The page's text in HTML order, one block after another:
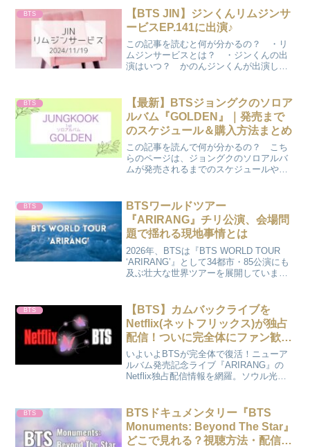
自分に合う色の選び方を「かのさぽ」が
徹底解説します♪
BTS
【BTS JIN】ジンくんリムジンサ
ービスEP.141に出演♪
この記事を読むと何が分かるの？ ・リ
ムジンサービスとは？ ・ジンくんの出
演はいつ？ かのんジンくんが出演した
サービスとは韓国の音楽トーク番組で実
力派歌手の【イ・ムジン...
BTS
【最新】BTSジョングクのソロア
ルバム『GOLDEN』｜発売まで
のスケジュール＆購入方法まとめ
この記事を読んで何が分かるの？ こち
らのページは、ジョングクのソロアルバ
ムが発売されるまでのスケジュールや購
ジュールが発表されました。出典：
BIGHIT MUSICか...
BTS
BTSワールドツアー
『ARIRANG』チリ公演、会場問
題で揺れる現地事情とは
2026年、BTSは『BTS WORLD TOUR
‘ARIRANG’』として34都市・85公演にも
及ぶ壮大な世界ツアーを展開していま
めて南米の名門スタジアムを制覇する...
BTS
【BTS】カムバックライブを
Netflix(ネットフリックス)が独占
配信！ついに完全体にファン歓
喜！
いよいよBTSが完全体で復活！ニューア
ルバム発売記念ライブ『ARIRANG』の
Netflix独占配信情報を網羅。ソウル光化
紹介します。最新情報を随時更新中のか
のさぽで、カムバを全力応援！
BTS
BTSドキュメンタリー『BTS
Monuments: Beyond The Star』
どこで見れる？視聴方法・配信ま